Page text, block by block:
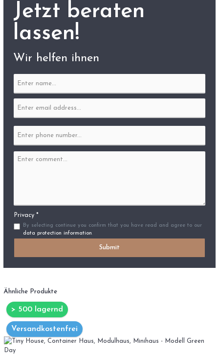
Jetzt beraten
lassen!
Wir helfen ihnen
Privacy *
By selecting continue you confirm that you have read and agree to our
data protection information.
Submit
Ähnliche Produkte
> 500 lagernd
Versandkostenfrei